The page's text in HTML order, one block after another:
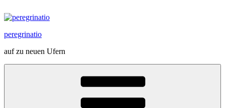
Inhalt
peregrinatio
auf zu neuen Ufern